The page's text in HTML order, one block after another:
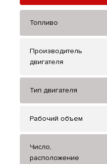
Топливо
Производитель
двигателя
Тип двигателя
Рабочий объем
Число,
расположение